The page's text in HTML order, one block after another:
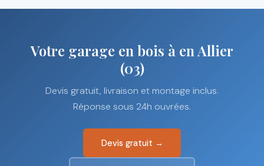
Votre garage en bois à en Allier
(03)
Devis gratuit, livraison et montage inclus.
Réponse sous 24h ouvrées.
Devis gratuit →